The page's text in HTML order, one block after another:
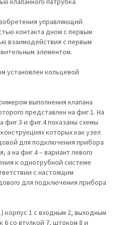
управляющий
контакта дном с первым
взаимодействия с первым
элементом.
установлен кольцевой
выполнения клапана
представлен на фиг.1. На
фиг.3 и фиг.4 показаны схемы
которых как узел
для подключения прибора
а на фиг.4 – вариант левого
к однотрубной системе
с настоящим
для подключения прибора
корпус 1 с входным 2, выходным
6 со втулкой 7, штоком 8 и